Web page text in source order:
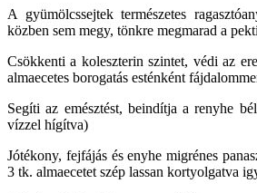
A gyümölcssejtek természetes
közben sem megy, tönkre megmarad a
Csökkenti a koleszterin szintet, védi az
almaecetes borogatás esténként
Segíti az emésztést, beindítja a renyhe
vízzel hígítva)
Jótékony, fejfájás és enyhe migrénes
3 tk. almaecetet szép lassan kortyolgatva